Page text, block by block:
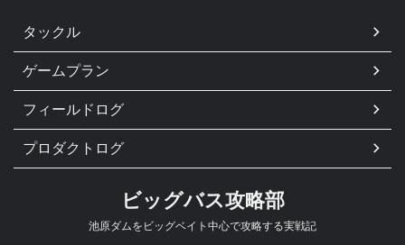
タックル
ゲームプラン
フィールドログ
プロダクトログ
ビッグバス攻略部
池原ダムをビッグベイト中心で攻略する実戦記